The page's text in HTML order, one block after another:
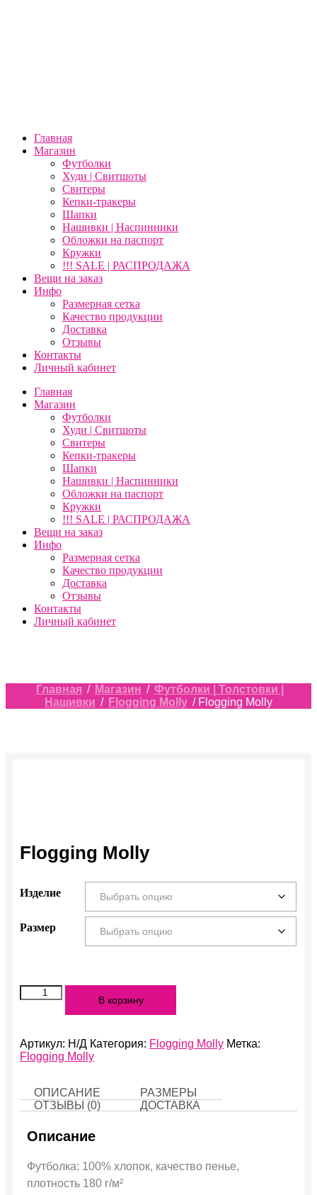
Главная
Магазин
Футболки
Худи | Свитшоты
Свитеры
Кепки-тракеры
Шапки
Нашивки | Наспинники
Обложки на паспорт
Кружки
!!! SALE | РАСПРОДАЖА
Вещи на заказ
Инфо
Размерная сетка
Качество продукции
Доставка
Отзывы
Контакты
Личный кабинет
Главная
Магазин
Футболки
Худи | Свитшоты
Свитеры
Кепки-тракеры
Шапки
Нашивки | Наспинники
Обложки на паспорт
Кружки
!!! SALE | РАСПРОДАЖА
Вещи на заказ
Инфо
Размерная сетка
Качество продукции
Доставка
Отзывы
Контакты
Личный кабинет
Главная / Магазин / Футболки | Толстовки |
Нашивки / Flogging Molly / Flogging Molly
Flogging Molly
Изделие
Размер
Количество
Flogging
В корзину
Артикул: Н/Д Категория: Flogging Molly Метка:
Flogging Molly
ОПИСАНИЕ
РАЗМЕРЫ
ОТЗЫВЫ (0)
ДОСТАВКА
Описание
Футболка: 100% хлопок, качество пенье,
плотность 180 г/м²